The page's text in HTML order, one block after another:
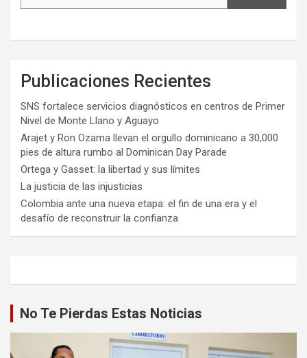
Publicaciones Recientes
SNS fortalece servicios diagnósticos en centros de Primer
Nivel de Monte Llano y Aguayo
Arajet y Ron Ozama llevan el orgullo dominicano a 30,000
pies de altura rumbo al Dominican Day Parade
Ortega y Gasset: la libertad y sus límites
La justicia de las injusticias
Colombia ante una nueva etapa: el fin de una era y el
desafío de reconstruir la confianza
No Te Pierdas Estas Noticias